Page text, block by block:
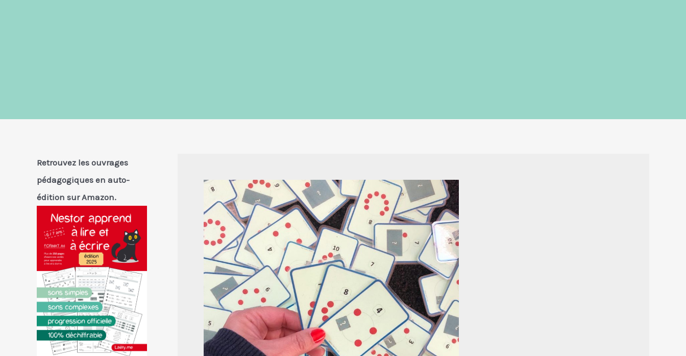
Retrouvez les ouvrages
pédagogiques en auto-
édition sur Amazon.